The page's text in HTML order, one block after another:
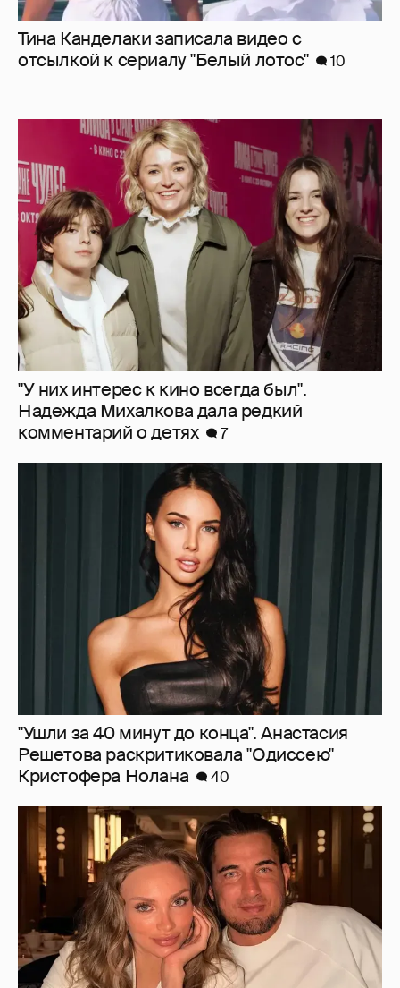
"У них интерес к кино всегда был".
Надежда Михалкова дала редкий
комментарий о детях
7
"Ушли за 40 минут до конца". Анастасия
Решетова раскритиковала "Одиссею"
Кристофера Нолана
40
"Заперли мою жену. У неё побои". Курбан
Омаров обратился к главе СК после
задержания его жены
32